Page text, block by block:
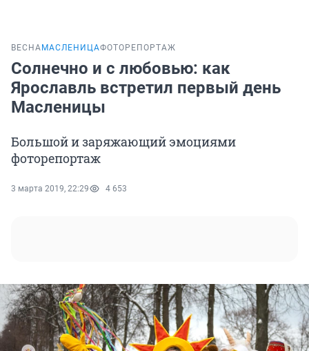
ВЕСНА МАСЛЕНИЦАФОТОРЕПОРТАЖ
Солнечно и с любовью: как
Ярославль встретил первый день
Масленицы
Большой и заряжающий эмоциями
фоторепортаж
3 марта 2019, 22:29 4 653